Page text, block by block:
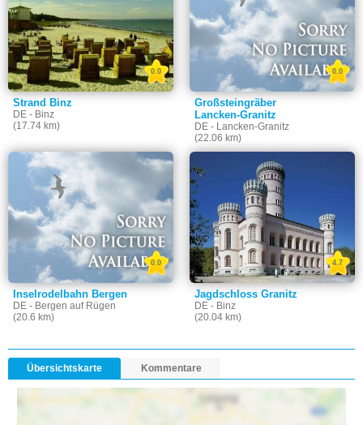
Strand Binz
DE - Binz
(17.74 km)
0.0
Großsteingräber
Lancken-Granitz
DE - Lancken-Granitz
(22.06 km)
0.0
Inselrodelbahn Bergen
DE - Bergen auf Rügen
(20.6 km)
0.0
Jagdschloss Granitz
DE - Binz
(20.04 km)
4.7
Übersichtskarte Kommentare